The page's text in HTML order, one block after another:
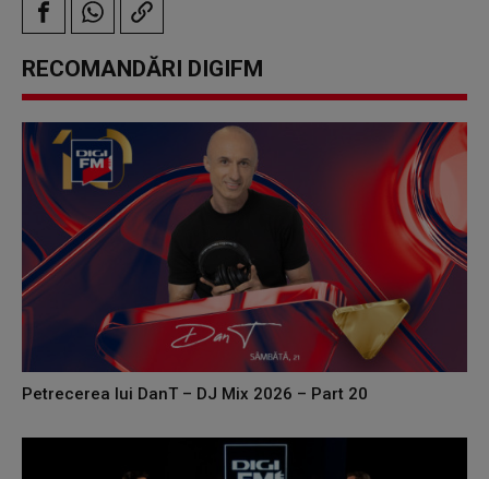
RECOMANDĂRI DIGIFM
Petrecerea lui DanT – DJ Mix 2026 – Part 20